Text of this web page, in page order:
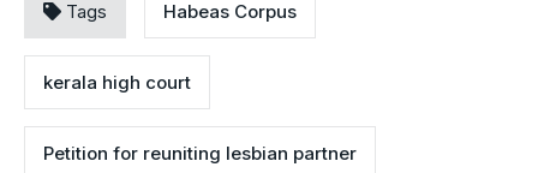
Tags Habeas Corpus
kerala high court
Petition for reuniting lesbian partner